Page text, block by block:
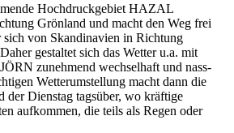
Hochdruckgebiet HAZAL
Grönland und macht den Weg frei
von Skandinavien in Richtung
gestaltet sich das Wetter u.a. mit
zunehmend wechselhaft und nass-
Wetterumstellung macht dann die
der Dienstag tagsüber, wo kräftige
aufkommen, die teils als Regen oder